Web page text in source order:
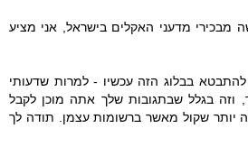
מדעני האקלים בישראל, אני מציע
להתבטא בבלוג הזה עכשיו - למרות שדעותי
וזה בגלל שבתגובות שלך אתה מוכן לקבל
יותר שקול מאשר ברשומות עצמן. תודה לך